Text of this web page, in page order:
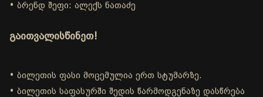
• ბრენდ შეფი: ალექს ნათაძე
გაითვალისწინეთ!
• ბილეთის ფასი მოცემულია ერთ სტუმარზე.
• ბილეთის საფასურში შედის წარმოდგენაზე დასწრება